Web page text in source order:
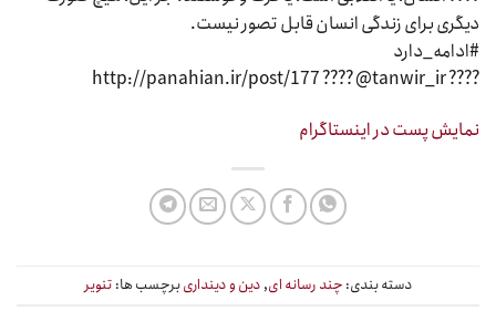
دیگری برای زندگی انسان قابل تصور نیست.
#ادامه_دارد
???? http://panahian.ir/post/177 ???? @tanwir_ir
نمایش پست در اینستاگرام
دسته بندی: چند رسانه ای,دین و دینداریبرچسب ها: تنویر